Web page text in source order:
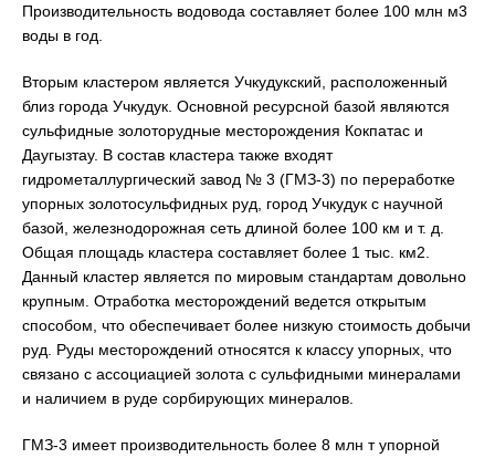
Производительность водовода составляет более 100 млн м3
воды в год.
Вторым кластером является Учкудукский, расположенный
близ города Учкудук. Основной ресурсной базой являются
сульфидные золоторудные месторождения Кокпатас и
Даугызтау. В состав кластера также входят
гидрометаллургический завод № 3 (ГМЗ-3) по переработке
упорных золотосульфидных руд, город Учкудук с научной
базой, железнодорожная сеть длиной более 100 км и т. д.
Общая площадь кластера составляет более 1 тыс. км2.
Данный кластер является по мировым стандартам довольно
крупным. Отработка месторождений ведется открытым
способом, что обеспечивает более низкую стоимость добычи
руд. Руды месторождений относятся к классу упорных, что
связано с ассоциацией золота с сульфидными минералами
и наличием в руде сорбирующих минералов.
ГМЗ-3 имеет производительность более 8 млн т упорной